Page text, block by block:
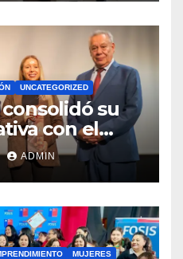
UNCATEGORIZED
su
con el
Brotes 2026
ADMIN
MUJERES